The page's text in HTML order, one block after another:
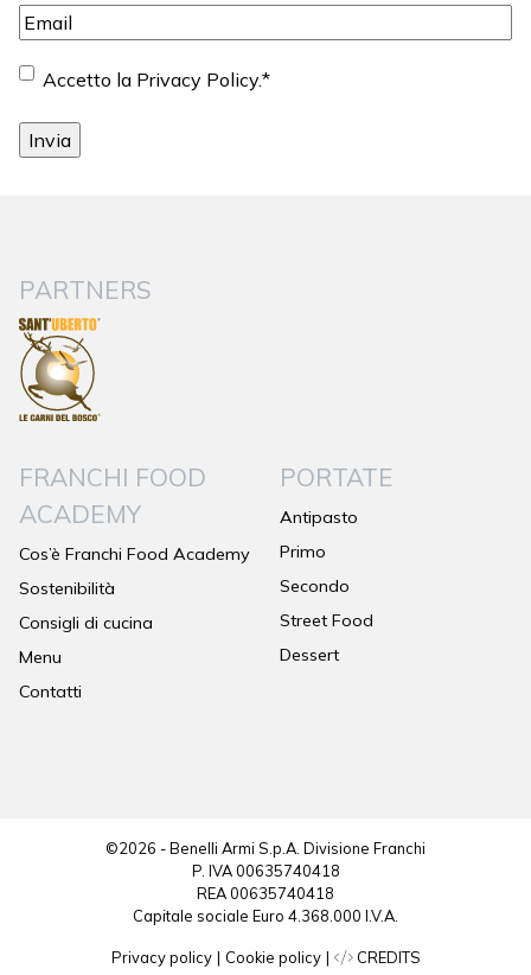
Email*
Consenso*
Accetto la Privacy Policy.*
PARTNERS
FRANCHI FOOD
ACADEMY
Cos’è Franchi Food Academy
Sostenibilità
Consigli di cucina
Menu
Contatti
PORTATE
Antipasto
Primo
Secondo
Street Food
Dessert
©2026 - Benelli Armi S.p.A. Divisione Franchi
P. IVA 00635740418
REA 00635740418
Capitale sociale Euro 4.368.000 I.V.A.
Privacy policy | Cookie policy | CREDITS